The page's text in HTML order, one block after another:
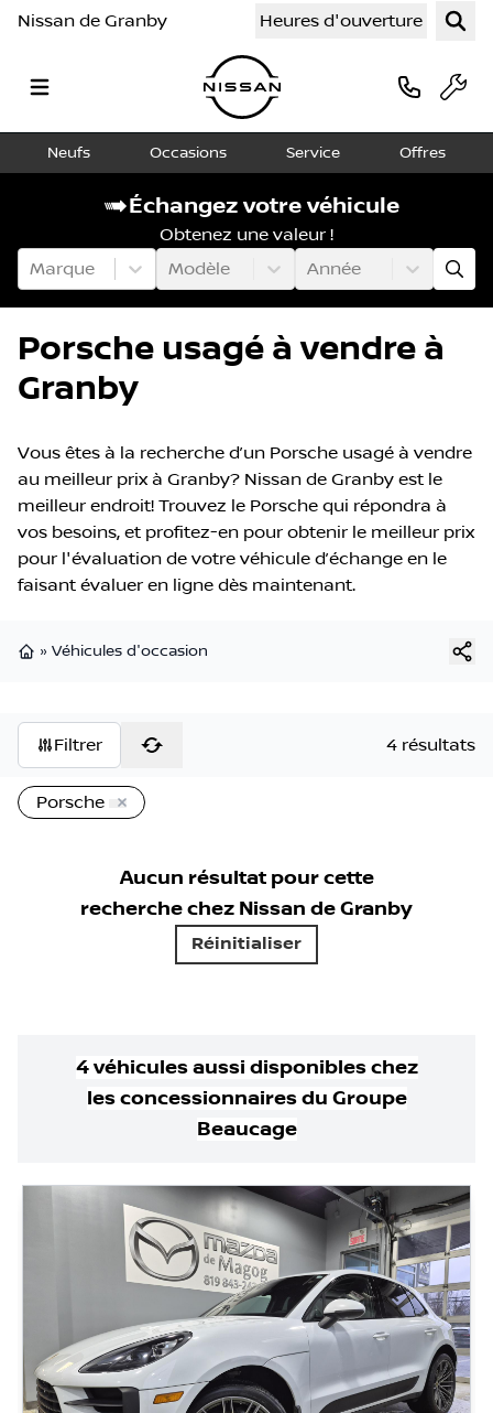
Nissan de Granby Heures d'ouverture
Neufs Occasions Service Offres
Échangez votre véhicule
Obtenez une valeur !
Marque
Modèle Année
Porsche usagé à vendre à
Granby
Vous êtes à la recherche d’un Porsche usagé à vendre
au meilleur prix à Granby? Nissan de Granby est le
meilleur endroit! Trouvez le Porsche qui répondra à
vos besoins, et profitez-en pour obtenir le meilleur prix
pour l'évaluation de votre véhicule d’échange en le
faisant évaluer en ligne dès maintenant.
» Véhicules d'occasion
Filtrer 4 résultats
Porsche
Aucun résultat pour cette
recherche chez Nissan de Granby
Réinitialiser
4véhicules aussi disponibles chez
les concessionnaires du Groupe
Beaucage